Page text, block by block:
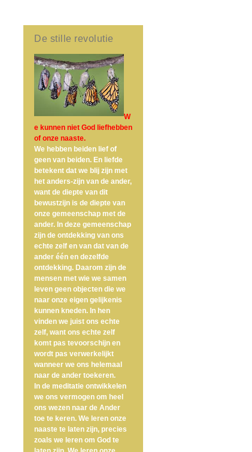
De stille revolutie
W
e kunnen niet God liefhebben
of onze naaste.
We hebben beiden lief of
geen van beiden. En liefde
betekent dat we blij zijn met
het anders-zijn van de ander,
want de diepte van dit
bewustzijn is de diepte van
onze gemeenschap met de
ander. In deze gemeenschap
zijn de ontdekking van ons
echte zelf en van dat van de
ander één en dezelfde
ontdekking. Daarom zijn de
mensen met wie we samen
leven geen objecten die we
naar onze eigen gelijkenis
kunnen kneden. In hen
vinden we juist ons echte
zelf, want ons echte zelf
komt pas tevoorschijn en
wordt pas verwerkelijkt
wanneer we ons helemaal
naar de ander toekeren.
In de meditatie ontwikkelen
we ons vermogen om heel
ons wezen naar de Ander
toe te keren. We leren onze
naaste te laten zijn, precies
zoals we leren om God te